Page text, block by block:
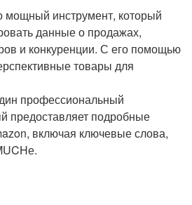
мощный инструмент, который
данные о продажах,
и конкуренции. С его помощью
товары для
профессиональный
предоставляет подробные
включая ключевые слова,